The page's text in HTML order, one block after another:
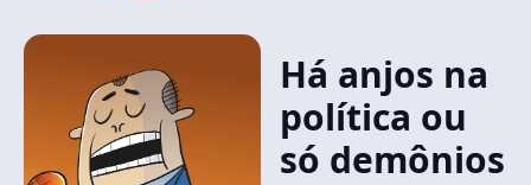
Há anjos na
política ou
só demônios